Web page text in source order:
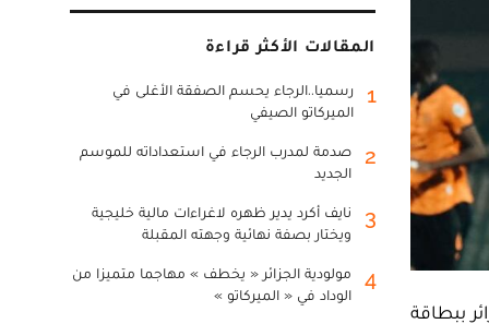
ببطاقة
المقالات الأكثر قراءة
1
رسميا..الرجاء يحسم الصفقة الأغلى في
الميركاتو الصيفي
2
صدمة لمدرب الرجاء في استعداداته للموسم
الجديد
3
نايف أكرد يدير ظهره لاغراءات مالية خليجية
ويختار بصفة نهائية وجهته المقبلة
4
مولودية الجزائر « يخطف » مهاجما متميزا من
الوداد في « الميركاتو »